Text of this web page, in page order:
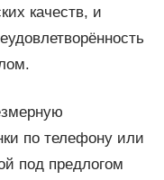
качеств, и
по телефону или
под предлогом